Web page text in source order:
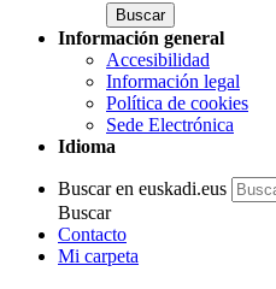
Información general
Accesibilidad
Información legal
Política de cookies
Sede Electrónica
Idioma
Buscar en euskadi.eus
Buscar
Contacto
Mi carpeta